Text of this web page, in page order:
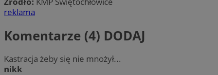
reklama
Komentarze (4) DODAJ
Kastracja żeby się nie mnożył...
nikk